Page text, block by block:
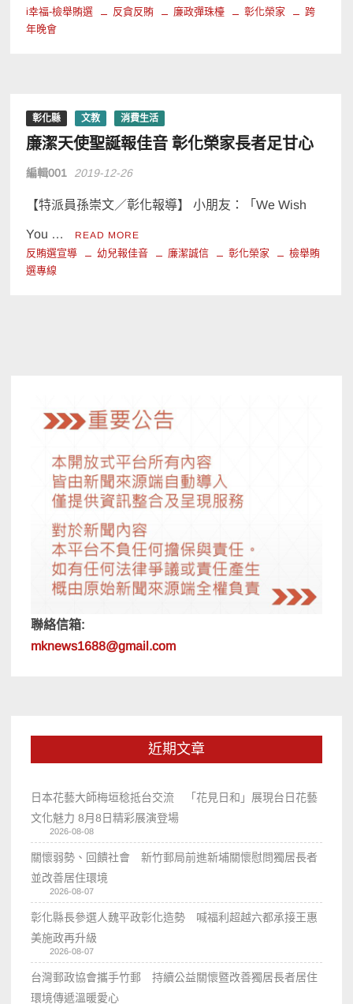
i幸福-檢舉賄選 反貪反賄 廉政彈珠檯 彰化榮家
跨
年晚會
彰化縣 文教 消費生活
廉潔天使聖誕報佳音 彰化榮家長者足甘心
編輯001 2019-12-26
【特派員孫崇文／彰化報導】 小朋友：「We Wish
You … READ MORE
反賄選宣導 幼兒報佳音 廉潔誠信 彰化榮家
檢舉賄
選專線
聯絡信箱:
mknews1688@gmail.com
近期文章
日本花藝大師梅垣稔抵台交流 「花見日和」展現台日花藝
文化魅力 8月8日精彩展演登場
2026-08-08
關懷弱勢、回饋社會 新竹郵局前進新埔關懷慰問獨居長者
並改善居住環境
2026-08-07
彰化縣長參選人魏平政彰化造勢 喊福利超越六都承接王惠
美施政再升級
2026-08-07
台灣郵政協會攜手竹郵 持續公益關懷暨改善獨居長者居住
環境傳遞溫暖愛心